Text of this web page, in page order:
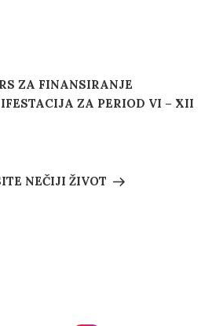
ZA FINANSIRANJE
ZA PERIOD VI – XII
NEČIJI ŽIVOT